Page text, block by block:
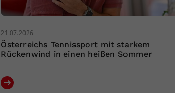
21.07.2026
Österreichs Tennissport mit starkem
Rückenwind in einen heißen Sommer